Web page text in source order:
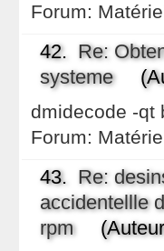
Forum:
42. Re:
systeme
dmidecode -qt
Forum:
43. Re:
accidentellle
rpm(Auteur: